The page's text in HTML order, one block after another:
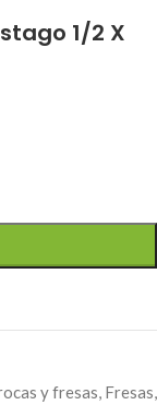
1/2 X
y fresas, Fresas,